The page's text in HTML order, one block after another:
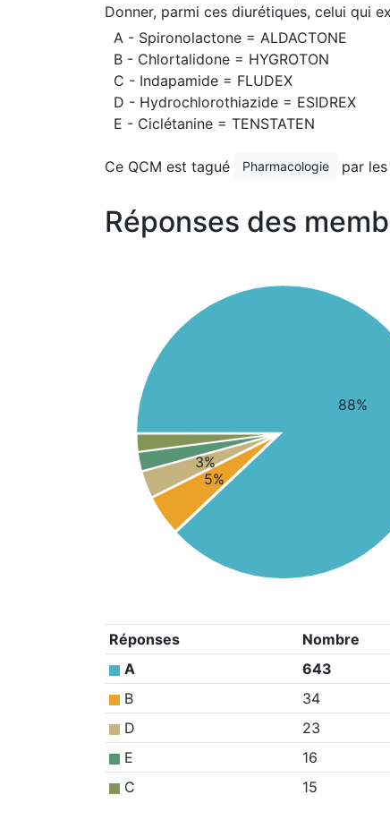
Donner, parmi ces diurétiques, celui qui
A - Spironolactone = ALDACTONE
B - Chlortalidone = HYGROTON
C - Indapamide = FLUDEX
D - Hydrochlorothiazide = ESIDREX
E - Ciclétanine = TENSTATEN
Ce QCM est tagué Pharmacologie par
Réponses des
88%
5%
3%
Réponses Nombre
A
643
B
34
D
23
E
16
C
15